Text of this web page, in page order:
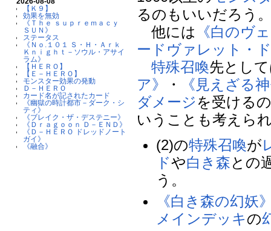
【Ｋ９】
効果を無効
《Ｔｈｅ ｓｕｐｒｅｍａｃｙ
ＳＵＮ》
ステータス
《Ｎｏ.１０１ Ｓ・Ｈ・Ａｒｋ
Ｋｎｉｇｈｔ－ソウル・アサイ
ラム》
【ＨＥＲＯ】
【Ｅ－ＨＥＲＯ】
モンスター効果の発動
Ｄ－ＨＥＲＯ
カード名が記されたカード
《幽獄の時計都市－ダーク・シ
ティ》
《ブレイク・ザ・デステニー》
《Ｄｒａｇｏｏｎ Ｄ－ＥＮＤ》
《Ｄ－ＨＥＲＯ ドレッドノート
ガイ》
《融合》
るのもいいだろう
他には 《白のヴ
ードヴァレット・
特殊召喚先とし
ア》
・
《見えざる
ダメージを受ける
いうことも考えら
(2)の特殊召喚が
ドや白き森との
う。
《白き森の幻妖
メインデッキの